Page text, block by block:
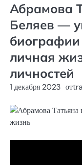
Абрамова
Беляев —
биографии
личная
личностей
1 декабря 2023 от